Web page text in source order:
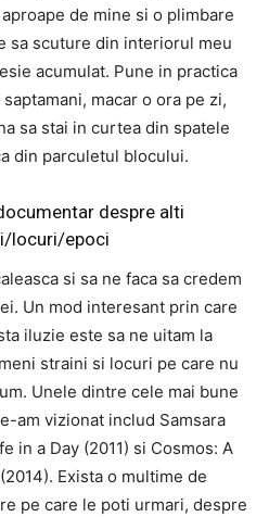
de mine si o plimbare
sa scuture din interiorul meu
acumulat. Pune in practica
macar o ora pe zi,
sa stai in curtea din spatele
din parculetul blocului.
despre alti
locuri/epoci
si sa ne faca sa credem
Un mod interesant prin care
iluzie este sa ne uitam la
straini si locuri pe care nu
Unele dintre cele mai bune
am vizionat includ Samsara
in a Day (2011) si Cosmos: A
Exista o multime de
pe care le poti urmari, despre